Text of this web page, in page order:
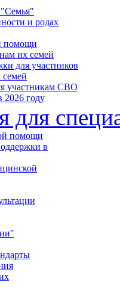
и родах
помощи
их семей
для участников
участникам СВО
году
помощи
в